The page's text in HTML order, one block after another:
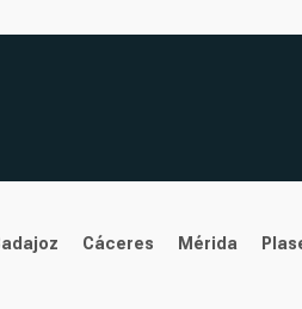
Cáceres Mérida